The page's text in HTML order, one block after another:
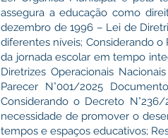
assegura a educação como
dezembro de 1996 – Lei de
diferentes níveis; Considerando
da jornada escolar em tempo
Diretrizes Operacionais
Parecer N°001/2025
Considerando o Decreto
necessidade de promover o
tempos e espaços educativos;